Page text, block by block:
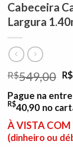
Cabeceira
Largura
R$549,00 O
R$
Pague na
R$40,90 no
À VISTA COM
(dinheiro ou